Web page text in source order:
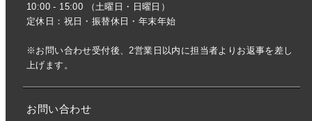
10:00 - 15:00 （土曜日・日曜日）
定休日：祝日・振替休日・年末年始
※お問い合わせ受付後、2営業日以内に担当者よりお返事を差し
上げます。
お問い合わせ